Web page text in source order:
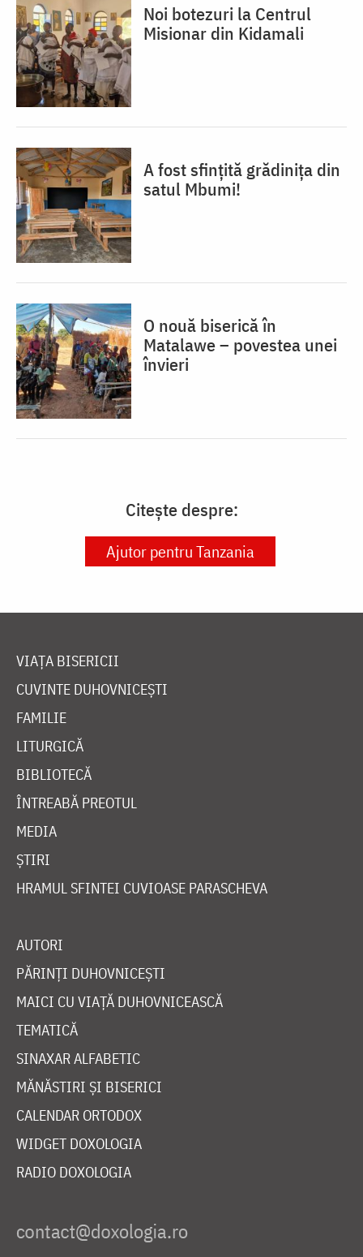
Noi botezuri la Centrul
Misionar din Kidamali
A fost sfințită grădinița din
satul Mbumi!
O nouă biserică în
Matalawe – povestea unei
învieri
Citește despre:
Ajutor pentru Tanzania
VIAȚA BISERICII
CUVINTE DUHOVNICEȘTI
FAMILIE
LITURGICĂ
BIBLIOTECĂ
ÎNTREABĂ PREOTUL
MEDIA
ȘTIRI
HRAMUL SFINTEI CUVIOASE PARASCHEVA
AUTORI
PĂRINȚI DUHOVNICEȘTI
MAICI CU VIAȚĂ DUHOVNICEASCĂ
TEMATICĂ
SINAXAR ALFABETIC
MĂNĂSTIRI ȘI BISERICI
CALENDAR ORTODOX
WIDGET DOXOLOGIA
RADIO DOXOLOGIA